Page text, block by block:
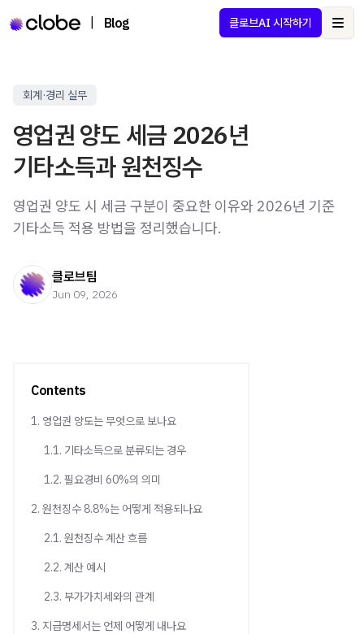
Blog 클로브AI 시작하기
회계·경리 실무
영업권 양도 세금 2026년
기타소득과 원천징수
영업권 양도 시 세금 구분이 중요한 이유와 2026년 기준
기타소득 적용 방법을 정리했습니다.
클로브팀
Jun 09, 2026
Contents
1. 영업권 양도는 무엇으로 보나요
1.1. 기타소득으로 분류되는 경우
1.2. 필요경비 60%의 의미
2. 원천징수 8.8%는 어떻게 적용되나요
2.1. 원천징수 계산 흐름
2.2. 계산 예시
2.3. 부가가치세와의 관계
3. 지급명세서는 언제 어떻게 내나요